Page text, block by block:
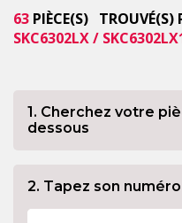
63 PIÈCE(S) TROUVÉ(S)
SKC6302LX /
1. Cherchez votre
dessous
2. Tapez son